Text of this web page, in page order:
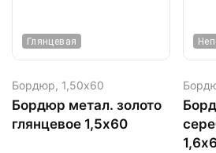
Глянцевая
Бордюр, 1,50х60
Бордюр метал. золото
глянцевое 1,5х60